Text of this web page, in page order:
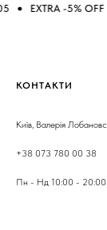
-5% OFF
КОНТАКТИ
Київ, Валерія
+38 073 780 00 38
Пн - Нд 10:00 - 20:00